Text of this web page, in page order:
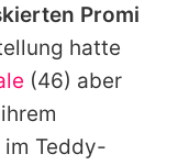
Promi
hatte
(46) aber
Teddy-